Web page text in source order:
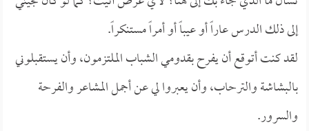
إلى ذلك الدرس عاراً أو عيباً أو أمراً مستنكراً.
لقد كنت أتوقع أن يفرح بقدومي الشباب الملتزمون، وأن يستقبلوني
بالبشاشة والترحاب، وأن يعبروا لي عن أجمل المشاعر والفرحة
والسرور.